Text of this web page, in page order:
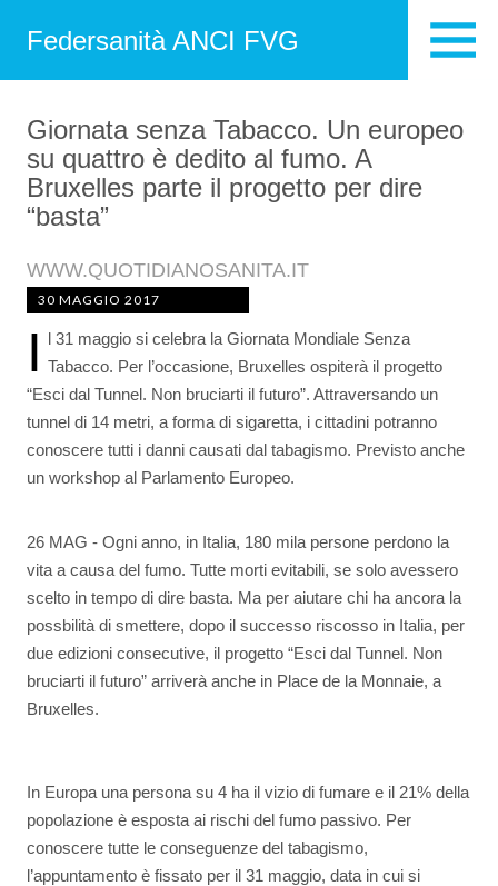
Federsanità ANCI FVG
Giornata senza Tabacco. Un europeo
su quattro è dedito al fumo. A
Bruxelles parte il progetto per dire
“basta”
WWW.QUOTIDIANOSANITA.IT
30 MAGGIO 2017
I l 31 maggio si celebra la Giornata Mondiale Senza
Tabacco. Per l’occasione, Bruxelles ospiterà il progetto
“Esci dal Tunnel. Non bruciarti il futuro”. Attraversando un
tunnel di 14 metri, a forma di sigaretta, i cittadini potranno
conoscere tutti i danni causati dal tabagismo. Previsto anche
un workshop al Parlamento Europeo.
26 MAG - Ogni anno, in Italia, 180 mila persone perdono la
vita a causa del fumo. Tutte morti evitabili, se solo avessero
scelto in tempo di dire basta. Ma per aiutare chi ha ancora la
possbilità di smettere, dopo il successo riscosso in Italia, per
due edizioni consecutive, il progetto “Esci dal Tunnel. Non
bruciarti il futuro” arriverà anche in Place de la Monnaie, a
Bruxelles.
In Europa una persona su 4 ha il vizio di fumare e il 21% della
popolazione è esposta ai rischi del fumo passivo. Per
conoscere tutte le conseguenze del tabagismo,
l’appuntamento è fissato per il 31 maggio, data in cui si